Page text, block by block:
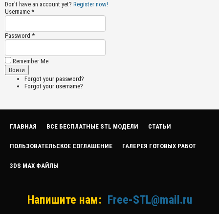
Don't have an account yet? Register now!
Username *
Password *
Remember Me
Forgot your password?
Forgot your username?
ГЛАВНАЯ ВСЕ БЕСПЛАТНЫЕ STL МОДЕЛИ СТАТЬИ
ПОЛЬЗОВАТЕЛЬСКОЕ СОГЛАШЕНИЕ ГАЛЕРЕЯ ГОТОВЫХ РАБОТ
3DS MAX ФАЙЛЫ
Напишите нам: Free-STL@mail.ru